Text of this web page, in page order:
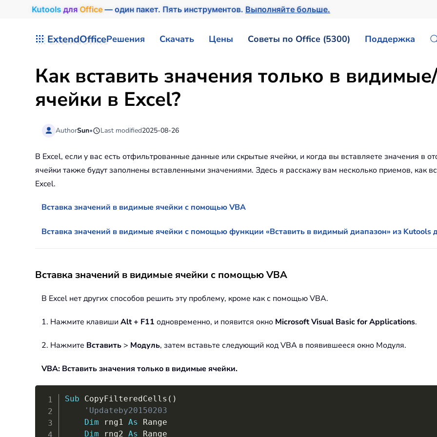
Kutools для Office— один пакет. Пять инструментов. Выполняйте больше.
ExtendOfficeРешения Скачать Цены Советы по Office (5300) Поддержка
Как вставить значения только в
ячейки в Excel?
AuthorSun• Last modified2025-08-26
В Excel, если у вас есть отфильтрованные данные или скрытые ячейки, и когда вы вставляете значения в
ячейки также будут заполнены вставленными значениями. Здесь я расскажу вам несколько приемов, как
Excel.
Вставка значений в видимые ячейки с помощью VBA
Вставка значений в видимые ячейки с помощью функции «Вставить в видимый диапазон» из Kutools
Вставка значений в видимые ячейки с помощью VBA
В Excel нет других способов решить эту проблему, кроме как с помощью VBA.
1. Нажмите клавиши Alt + F11 одновременно, и появится окно Microsoft Visual Basic for Applications.
2. Нажмите Вставить > Модуль, затем вставьте следующий код VBA в появившееся окно Модуля.
VBA: Вставить значения только в видимые ячейки.
Sub CopyFilteredCells ( )
'Updateby20150203
Dim rng1 As Range
Dim rng2 As Range